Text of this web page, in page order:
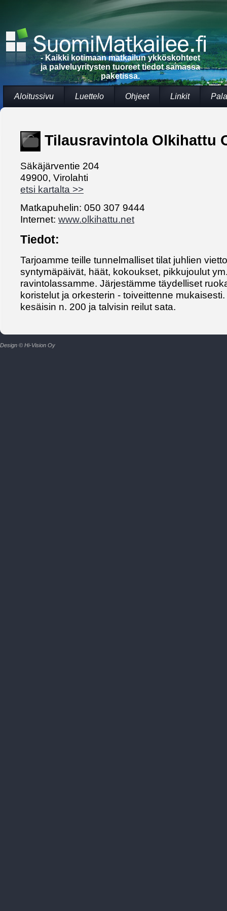
- Kaikki kotimaan matkailun ykköskohteet
ja palveluyritysten tuoreet tiedot samassa
paketissa.
Aloitussivu Luettelo Ohjeet Linkit
Tilausravintola Olkihattu
Säkäjärventie 204
49900, Virolahti
etsi kartalta >>
Matkapuhelin: 050 307 9444
Internet: www.olkihattu.net
Tiedot:
Tarjoamme teille tunnelmalliset tilat juhlien
syntymäpäivät, häät, kokoukset, pikkujoulut
ravintolassamme. Järjestämme täydelliset
koristelut ja orkesterin - toiveittenne
kesäisin n. 200 ja talvisin reilut sata.
Design © Hi-Vision Oy